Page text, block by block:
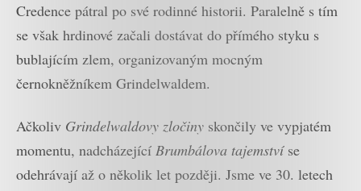
Credence pátral po své rodinné historii. Paralelně s tím
se však hrdinové začali dostávat do přímého styku s
bublajícím zlem, organizovaným mocným
černokněžníkem Grindelwaldem.
Ačkoliv Grindelwaldovy zločiny skončily ve vypjatém
momentu, nadcházející Brumbálova tajemstvíse
odehrávají až o několik let později. Jsme ve 30. letech